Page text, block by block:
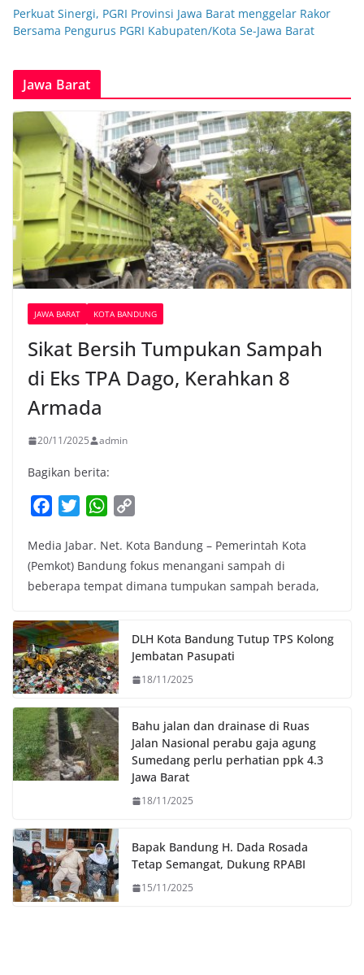
Perkuat Sinergi, PGRI Provinsi Jawa Barat menggelar Rakor
Bersama Pengurus PGRI Kabupaten/Kota Se-Jawa Barat
Jawa Barat
JAWA BARAT KOTA BANDUNG
Sikat Bersih Tumpukan Sampah
di Eks TPA Dago, Kerahkan 8
Armada
20/11/2025 admin
Bagikan berita:
c
e
b
o
k
i
t
t
r
W
a
t
s
p
p
p
y
L
n
k
Media Jabar. Net. Kota Bandung – Pemerintah Kota
(Pemkot) Bandung fokus menangani sampah di
beberapa tempat dimana tumpukan sampah berada,
DLH Kota Bandung Tutup TPS Kolong
Jembatan Pasupati
18/11/2025
Bahu jalan dan drainase di Ruas
Jalan Nasional perabu gaja agung
Sumedang perlu perhatian ppk 4.3
Jawa Barat
18/11/2025
Bapak Bandung H. Dada Rosada
Tetap Semangat, Dukung RPABI
15/11/2025